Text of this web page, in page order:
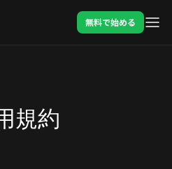
無料で始める
規約